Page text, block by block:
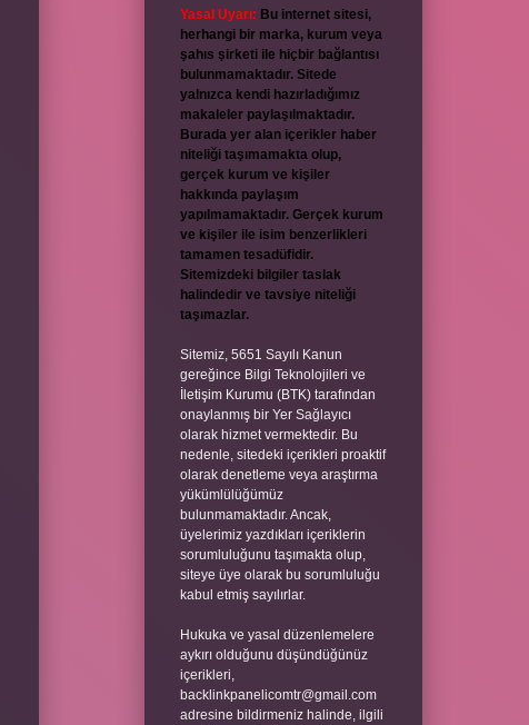
Yasal Uyarı: Bu internet sitesi,
herhangi bir marka, kurum veya
şahıs şirketi ile hiçbir bağlantısı
bulunmamaktadır. Sitede
yalnızca kendi hazırladığımız
makaleler paylaşılmaktadır.
Burada yer alan içerikler haber
niteliği taşımamakta olup,
gerçek kurum ve kişiler
hakkında paylaşım
yapılmamaktadır. Gerçek kurum
ve kişiler ile isim benzerlikleri
tamamen tesadüfidir.
Sitemizdeki bilgiler taslak
halindedir ve tavsiye niteliği
taşımazlar.
Sitemiz, 5651 Sayılı Kanun
gereğince Bilgi Teknolojileri ve
İletişim Kurumu (BTK) tarafından
onaylanmış bir Yer Sağlayıcı
olarak hizmet vermektedir. Bu
nedenle, sitedeki içerikleri proaktif
olarak denetleme veya araştırma
yükümlülüğümüz
bulunmamaktadır. Ancak,
üyelerimiz yazdıkları içeriklerin
sorumluluğunu taşımakta olup,
siteye üye olarak bu sorumluluğu
kabul etmiş sayılırlar.
Hukuka ve yasal düzenlemelere
aykırı olduğunu düşündüğünüz
içerikleri,
backlinkpanelicomtr@gmail.com
adresine bildirmeniz halinde, ilgili